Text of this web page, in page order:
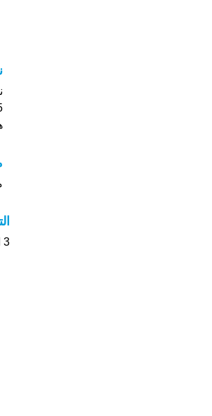
5 نجمة من 5 يبدو انهم
3 الأشخاص بأسم نزار صوت على اسمائهم . من فضلك